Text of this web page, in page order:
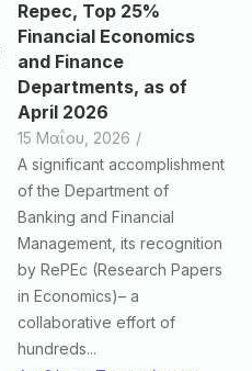
Repec, Top 25%
Financial Economics
and Finance
Departments, as of
April 2026
15 Μαΐου, 2026 /
A significant accomplishment
of the Department of
Banking and Financial
Management, its recognition
by RePEc (Research Papers
in Economics)– a
collaborative effort of
hundreds...